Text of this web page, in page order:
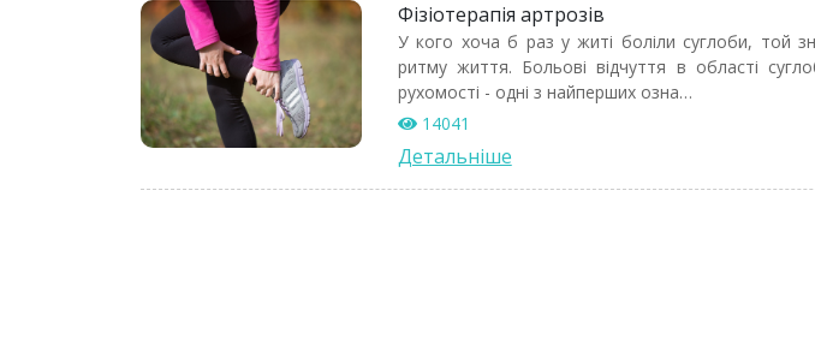
Фізіотерапія артрозів
У кого хоча б раз у житі боліли суглоби, той
ритму життя. Больові відчуття в області
рухомості - одні з найперших озна…
14041
Детальніше